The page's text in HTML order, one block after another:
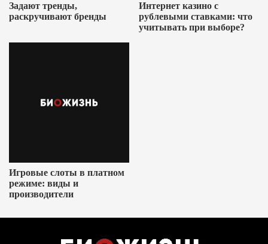
Задают тренды,
раскручивают бренды
Интернет казино с
рублевыми ставками: что
учитывать при выборе?
Игровые слоты в платном
режиме: виды и
производители